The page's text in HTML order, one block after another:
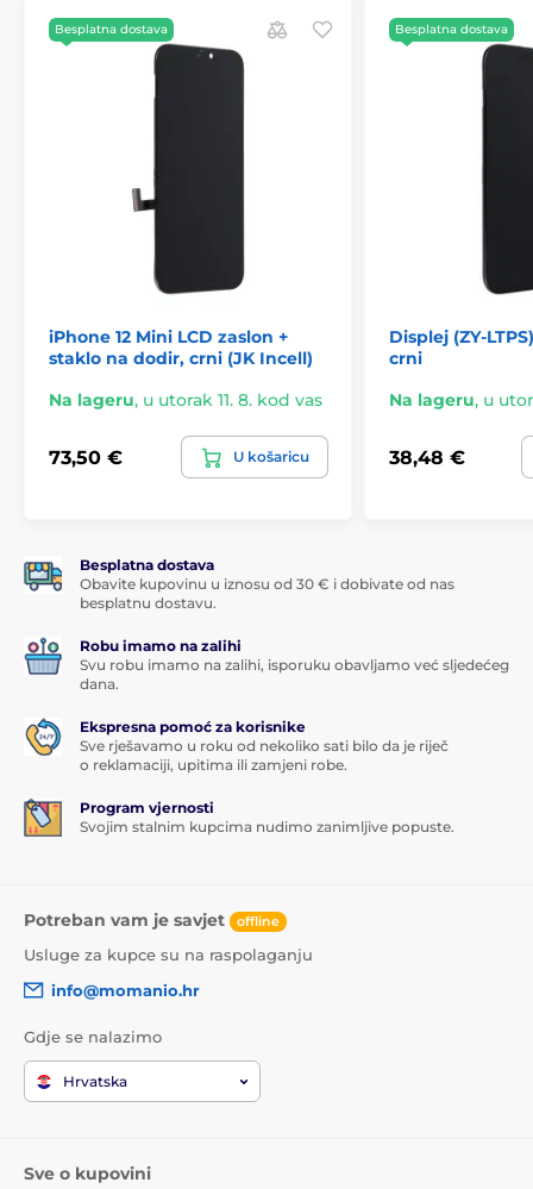
Besplatna dostava
iPhone 12 Mini LCD zaslon +
staklo na dodir, crni (JK Incell)
Na lageru, u utorak 11. 8. kod vas
73,50 € U košaricu
Besplatna dostava
Displej (ZY-
crni
Na lageru, u
38,48 €
Besplatna dostava
Obavite kupovinu u iznosu od 30 € i dobivate od nas
besplatnu dostavu.
Robu imamo na zalihi
Svu robu imamo na zalihi, isporuku obavljamo već sljedećeg
dana.
Ekspresna pomoć za korisnike
Sve rješavamo u roku od nekoliko sati bilo da je riječ
o reklamaciji, upitima ili zamjeni robe.
Program vjernosti
Svojim stalnim kupcima nudimo zanimljive popuste.
Potreban vam je savjet offline
Usluge za kupce su na raspolaganju
info@momanio.hr
Gdje se nalazimo
Hrvatska
Sve o kupovini